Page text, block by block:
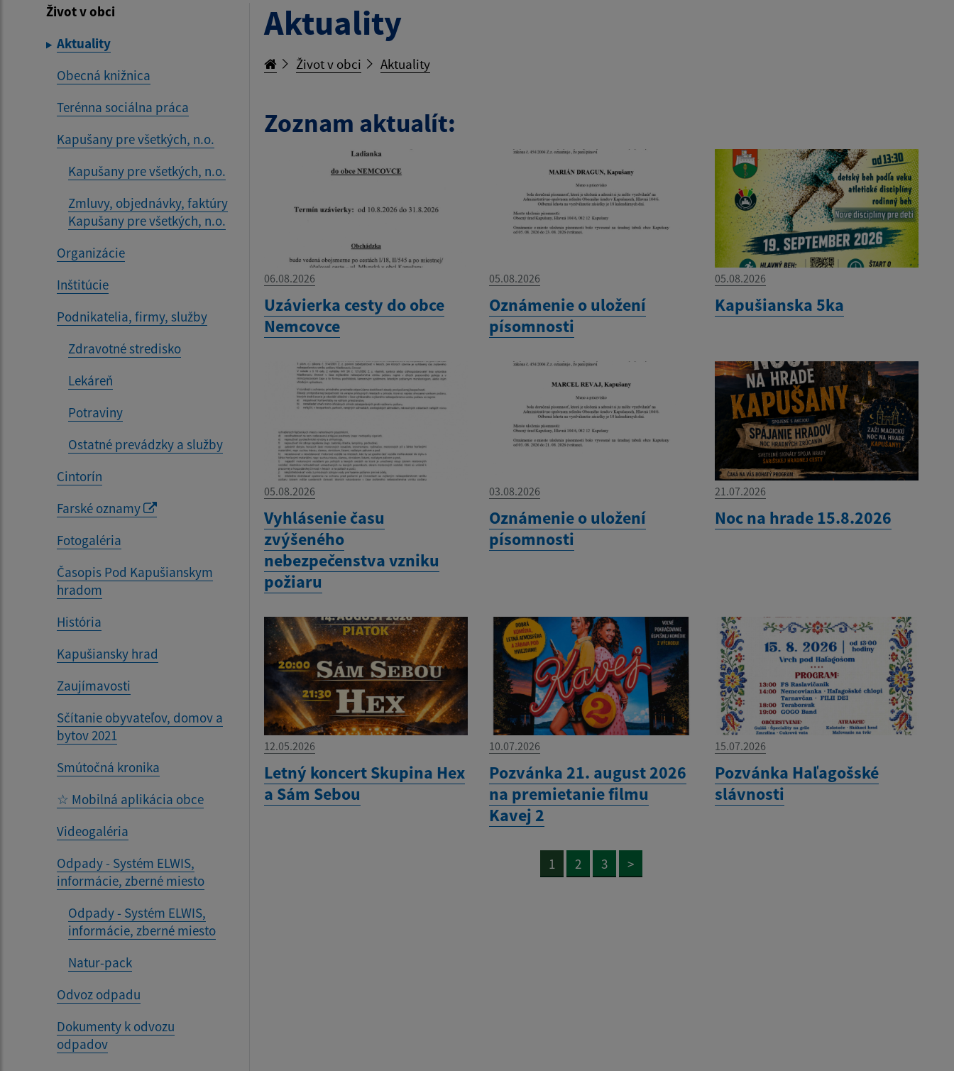
Život v obci
Aktuality
Obecná knižnica
Terénna sociálna práca
Kapušany pre všetkých, n.o.
Kapušany pre všetkých, n.o.
Zmluvy, objednávky, faktúry
Kapušany pre všetkých, n.o.
Organizácie
Inštitúcie
Podnikatelia, firmy, služby
Zdravotné stredisko
Lekáreň
Potraviny
Ostatné prevádzky a služby
Cintorín
Farské oznamy
Fotogaléria
Časopis Pod Kapušianskym
hradom
História
Kapušiansky hrad
Zaujímavosti
Sčítanie obyvateľov, domov a
bytov 2021
Smútočná kronika
☆ Mobilná aplikácia obce
Videogaléria
Odpady - Systém ELWIS,
informácie, zberné miesto
Odpady - Systém ELWIS,
informácie, zberné miesto
Natur-pack
Odvoz odpadu
Dokumenty k odvozu
odpadov
Aktuality
Život v obci Aktuality
Zoznam aktualít:
06.08.2026
Uzávierka cesty do obce
Nemcovce
05.08.2026
Oznámenie o uložení
písomnosti
05.08.2026
Kapušianska 5ka
05.08.2026
Vyhlásenie času
zvýšeného
nebezpečenstva vzniku
požiaru
03.08.2026
Oznámenie o uložení
písomnosti
21.07.2026
Noc na hrade 15.8.2026
12.05.2026
Letný koncert Skupina Hex
a Sám Sebou
10.07.2026
Pozvánka 21. august 2026
na premietanie filmu
Kavej 2
15.07.2026
Pozvánka Haľagošské
slávnosti
1 2 3 >